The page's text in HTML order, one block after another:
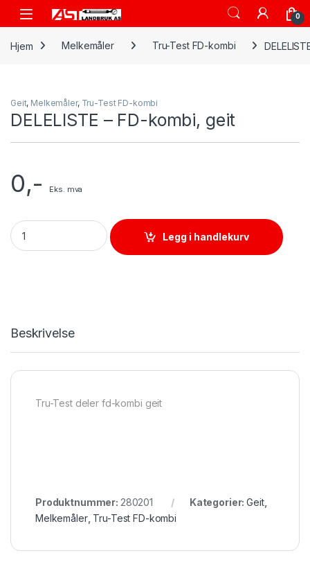
Skip to navigation
Skip to content
Open 0
Hjem Melkemåler Tru-Test FD-kombi
Geit, Melkemåler, Tru-Test FD-kombi
DELELISTE – FD-kombi, geit
0,- Eks. mva
DELELISTE - FD-kombi, geit quantity
Legg i handlekurv
Beskrivelse
Tru-Test deler fd-kombi geit
Produktnummer: 280201 Kategorier:Geit,
Melkemåler, Tru-Test FD-kombi